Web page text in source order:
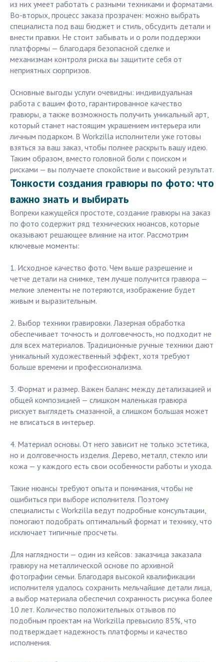
из них умеет работать с разными техниками и форматами.
Во-вторых, процесс заказа прозрачен: можно выбрать
специалиста под ваш бюджет и стиль, обсудить детали и
внести правки. Не стоит забывать и о роли поддержки
платформы — благодаря безопасной сделке и
механизмам контроля риска вы защитите себя от
неприятных сюрпризов.
Основные выгоды услуги очевидны: индивидуальная
работа с вашим фото, гарантированное качество
гравюры, а также возможность получить уникальный арт,
который станет настоящим украшением интерьера или
личным подарком. В Workzilla исполнители уже готовы
взяться за ваш заказ, чтобы полнее раскрыть вашу идею.
Таким образом, вместо головной боли с поиском и
рисками — вы получаете спокойствие и высокий результат.
Тонкости создания гравюры по фото: что
важно знать и выбирать
Вопреки кажущейся простоте, создание гравюры на заказ
по фото содержит ряд технических нюансов, которые
оказывают решающее влияние на итог. Рассмотрим
ключевые моменты:
1. Исходное качество фото. Чем выше разрешение и
четче детали на снимке, тем лучше получится гравюра —
мелкие элементы не потеряются, изображение будет
живым и выразительным.
2. Выбор техники гравировки. Лазерная обработка
обеспечивает точность и долговечность, но подходит не
для всех материалов. Традиционные ручные техники дают
уникальный художественный эффект, хотя требуют
больше времени и профессионализма.
3. Формат и размер. Важен баланс между детализацией и
общей композицией — слишком маленькая гравюра
рискует выглядеть смазанной, а слишком большая может
не вписаться в интерьер.
4. Материал основы. От него зависит не только эстетика,
но и долговечность изделия. Дерево, металл, стекло или
кожа — у каждого есть свои особенности работы и ухода.
Такие нюансы требуют опыта и понимания, чтобы не
ошибиться при выборе исполнителя. Поэтому
специалисты с Workzilla ведут подробные консультации,
помогают подобрать оптимальный формат и технику, что
исключает типичные просчеты.
Для наглядности — один из кейсов: заказчица заказала
гравюру на металлической основе по архивной
фотографии семьи. Благодаря высокой квалификации
исполнителя удалось сохранить мельчайшие детали лица,
а выбор материала обеспечил сохранность рисунка более
10 лет. Количество положительных отзывов по
подобным проектам на Workzilla превысило 85%, что
подтверждает надежность платформы и качество
исполнения.